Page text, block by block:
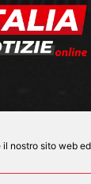
nostro sito web